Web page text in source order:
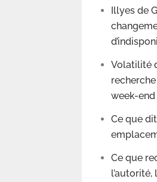
Illyes de
Volatilité
week-end
Ce que
Ce que